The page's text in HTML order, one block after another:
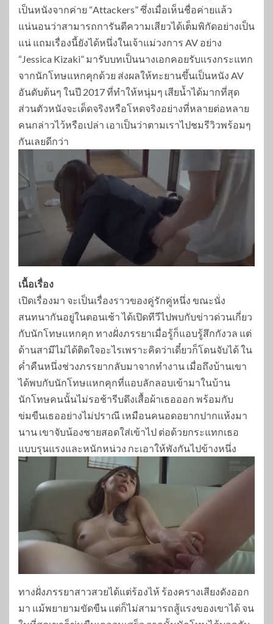
เป็นหนังจากค่าย “Attackers” ซึ่งเมื่อเห็นชื่อค่ายแล้ว
แน่นอนว่าสามารถการันตีความเสียวได้เต็มพิกัดอย่างเป็น
แน่ แถมเรื่องนี้ยังได้หนึ่งในเจ้าแม่วงการ AV อย่าง
“Jessica Kizaki” มารับบทเป็นนางเอกคอยรับแรงกระแทก
จากนักโทษแหกคุกด้วย ส่งผลให้ทะยานขึ้นเป็นหนัง AV
อันดับต้นๆ ในปี 2017 ที่ทำให้หนุ่มๆ เสียน้ำได้มากที่สุด
ส่วนตัวหนังจะเด็ดจริงหรือโหดจริงอย่างที่หลายต่อหลาย
คนกล่าวไว้หรือเปล่า เอาเป็นว่าตามเราไปชมรีวิวพร้อมๆ
กันเลยดีกว่า
เนื้อเรื่อง
เปิดเรื่องมา จะเป็นเรื่องราวของคู่รักคู่หนึ่ง ขณะนั่ง
สนทนากันอยู่ในตอนเช้า ได้เปิดทีวีไปพบกับข่าวด่วนเกี่ยว
กับนักโทษแหกคุก ทางฝั่งภรรยาเมื่อรู้ก็แอบรู้สึกกังวล แต่
ด้านสามีไม่ได้ติดใจอะไรเพราะคิดว่าเดี๋ยวก็โดนจับได้ ใน
ค่ำคืนหนึ่งช่วงภรรยากลับมาจากทำงาน เมื่อถึงบ้านเขา
ได้พบกับนักโทษแหกคุกที่แอบลักลอบเข้ามาในบ้าน
นักโทษคนนั้นไม่รอช้ารีบดึงเสื้อผ้าเธอออก พร้อมกับ
ข่มขืนเธออย่างไม่ปราณี เหมือนคนอดอยากปากแห้งมา
นาน เขาจับน้องชายสอดใส่เข้าไป ต่อด้วยกระแทกเธอ
แบบรุนแรงและหนักหน่วง กะเอาให้พังกันไปข้างหนึ่ง
ทางฝั่งภรรยาสาวสวยได้แต่ร้องไห้ ร้องครางเสียงดังออก
มา แม้พยายามขัดขืน แต่ก็ไม่สามารถสู้แรงของเขาได้ จน